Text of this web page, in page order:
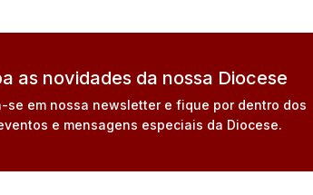
as novidades da nossa Diocese
se em nossa newsletter e fique por dentro dos
e mensagens especiais da Diocese.